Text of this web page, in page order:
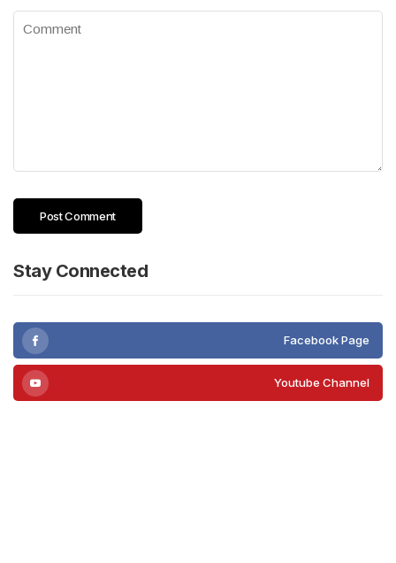
Stay Connected
Facebook Page
Youtube Channel